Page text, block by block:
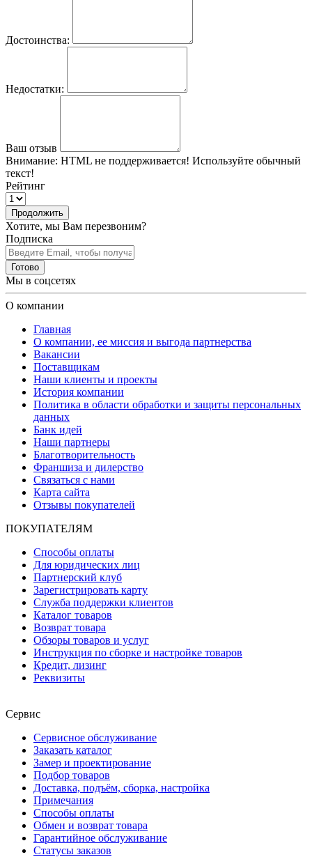
Достоинства:
Недостатки:
Ваш отзыв
Внимание: HTML не поддерживается! Используйте обычный
текст!
Рейтинг
Продолжить
Хотите, мы Вам перезвоним?
Подписка
Готово
Мы в соцсетях
О компании
Главная
О компании, ее миссия и выгода партнерства
Вакансии
Поставщикам
Наши клиенты и проекты
История компании
Политика в области обработки и защиты персональных
данных
Банк идей
Наши партнеры
Благотворительность
Франшиза и дилерство
Связаться с нами
Карта сайта
Отзывы покупателей
ПОКУПАТЕЛЯМ
Способы оплаты
Для юридических лиц
Партнерский клуб
Зарегистрировать карту
Служба поддержки клиентов
Каталог товаров
Возврат товара
Обзоры товаров и услуг
Инструкция по сборке и настройке товаров
Кредит, лизинг
Реквизиты
Сервис
Сервисное обслуживание
Заказать каталог
Замер и проектирование
Подбор товаров
Доставка, подъём, сборка, настройка
Примечания
Способы оплаты
Обмен и возврат товара
Гарантийное обслуживание
Статусы заказов